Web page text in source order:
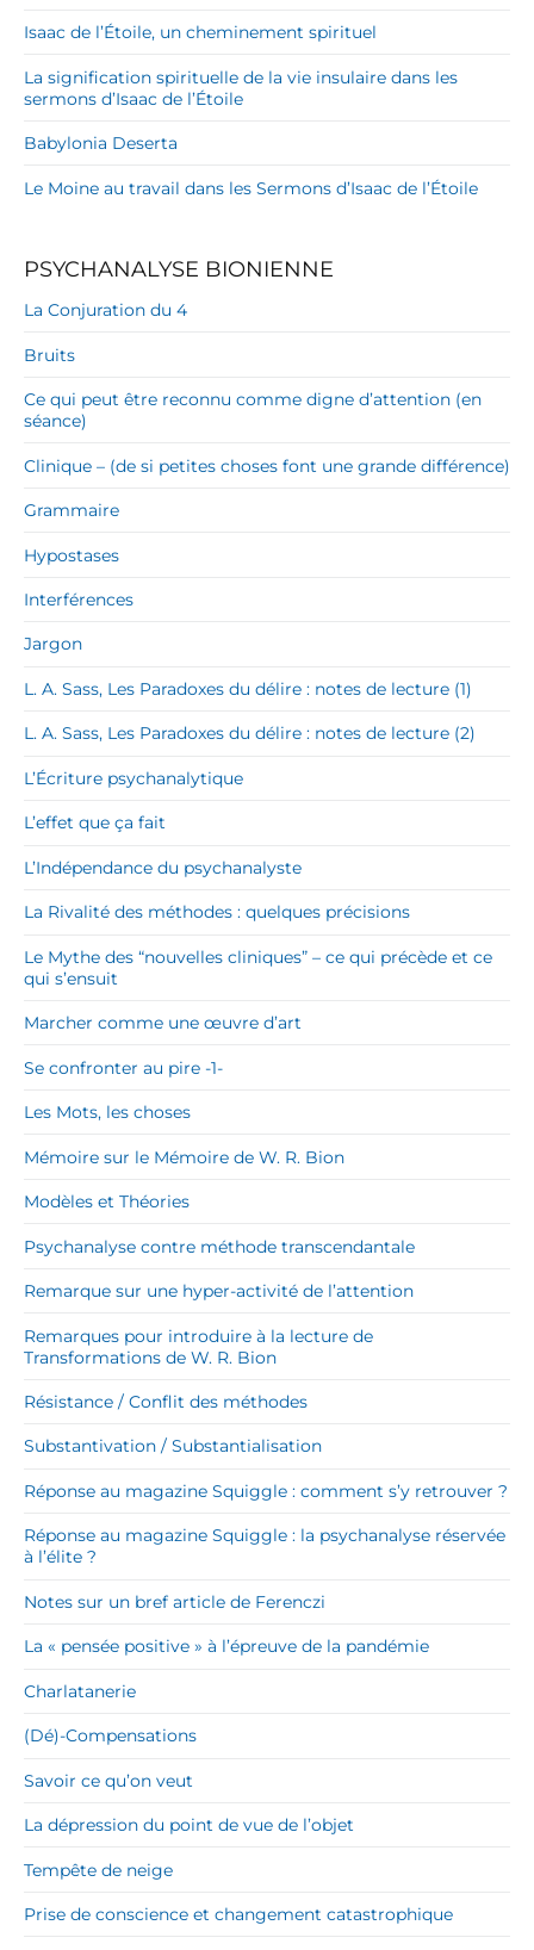
Isaac de l’Étoile, un cheminement spirituel
La signification spirituelle de la vie insulaire dans les
sermons d’Isaac de l’Étoile
Babylonia Deserta
Le Moine au travail dans les Sermons d’Isaac de l’Étoile
PSYCHANALYSE BIONIENNE
La Conjuration du 4
Bruits
Ce qui peut être reconnu comme digne d’attention (en
séance)
Clinique – (de si petites choses font une grande différence)
Grammaire
Hypostases
Interférences
Jargon
L. A. Sass, Les Paradoxes du délire : notes de lecture (1)
L. A. Sass, Les Paradoxes du délire : notes de lecture (2)
L’Écriture psychanalytique
L’effet que ça fait
L’Indépendance du psychanalyste
La Rivalité des méthodes : quelques précisions
Le Mythe des “nouvelles cliniques” – ce qui précède et ce
qui s’ensuit
Marcher comme une œuvre d’art
Se confronter au pire -1-
Les Mots, les choses
Mémoire sur le Mémoire de W. R. Bion
Modèles et Théories
Psychanalyse contre méthode transcendantale
Remarque sur une hyper-activité de l’attention
Remarques pour introduire à la lecture de
Transformations de W. R. Bion
Résistance / Conflit des méthodes
Substantivation / Substantialisation
Réponse au magazine Squiggle : comment s’y retrouver ?
Réponse au magazine Squiggle : la psychanalyse réservée
à l’élite ?
Notes sur un bref article de Ferenczi
La « pensée positive » à l’épreuve de la pandémie
Charlatanerie
(Dé)-Compensations
Savoir ce qu’on veut
La dépression du point de vue de l’objet
Tempête de neige
Prise de conscience et changement catastrophique